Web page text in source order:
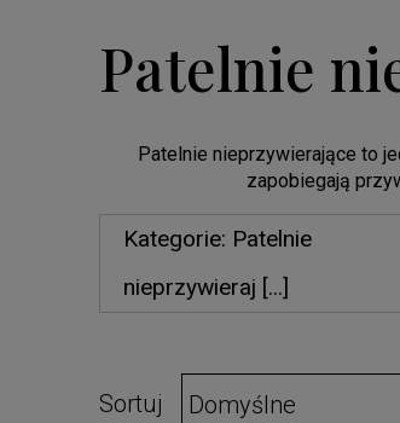
Patelnie
Patelnie nieprzywierające to
zapobiegają
Kategorie: Patelnie
nieprzywieraj [...]
Sortuj